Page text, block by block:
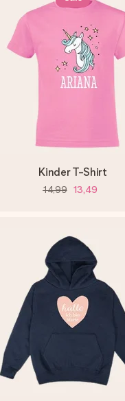
Kinder T-Shirt
14,99 13,49